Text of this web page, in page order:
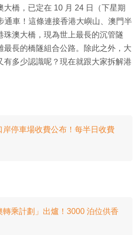
大橋，已定在 10 月 24 日（下星期
通車！這條連接香港大嶼山、澳門半
珠澳大橋，現為世上最長的沉管隧
最長的橋隧組合公路。除此之外，大
有多少認識呢？現在就跟大家拆解港
岸停車場收費公布！每半日收費
轉乘計劃」出爐！3000 泊位供香